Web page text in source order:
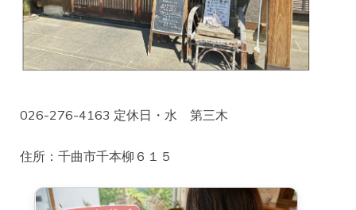
026-276-4163 定休日・水 第三木
住所：千曲市千本柳６１５